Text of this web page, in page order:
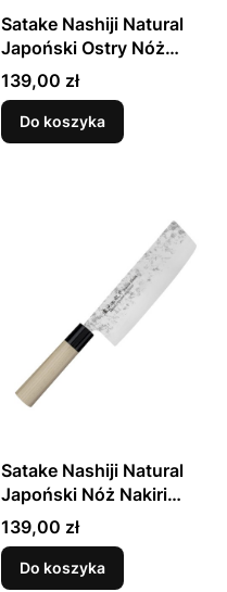
Satake Nashiji Natural
Japoński Ostry Nóż
Kuchenny Santoku Do
Warzyw 56 HRC 17cm
Cena
139,00 zł
Do koszyka
Satake Nashiji Natural
Japoński Nóż Nakiri
16cm
Cena
139,00 zł
Do koszyka